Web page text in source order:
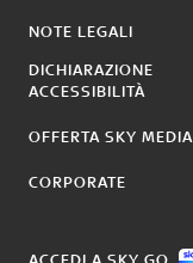
NOTE LEGALI
DICHIARAZIONE
ACCESSIBILITÀ
OFFERTA SKY MEDIA
CORPORATE